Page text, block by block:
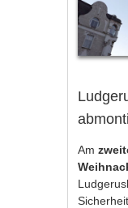
Am